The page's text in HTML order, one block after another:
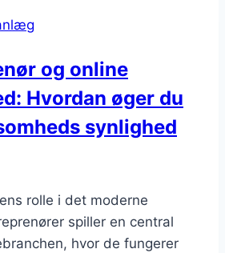
og online
Hvordan øger du
synlighed
rolle i det moderne
spiller en central
hvor de fungerer